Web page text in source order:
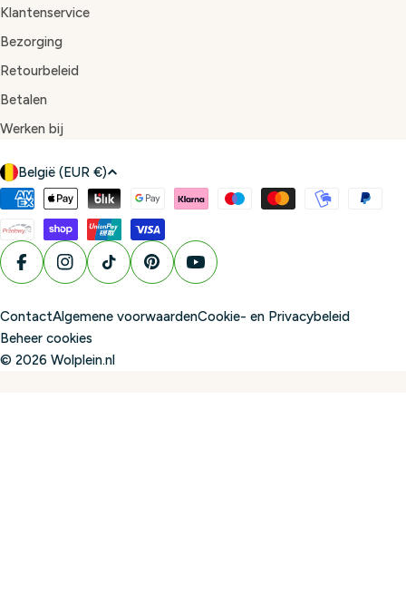
Klantenservice
Bezorging
Retourbeleid
Betalen
Werken bij
L
a
n
d
/
e
g
i
België (EUR €)
Betaalmethoden
FacebookInstagramTikTokPinterestYouTube
© 2026 Wolplein.nl
ContactAlgemene voorwaardenCookie- en Privacybeleid
Beheer cookies